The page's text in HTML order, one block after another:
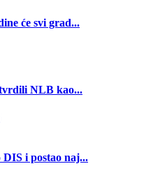
će svi grad...
NLB kao...
i postao naj...